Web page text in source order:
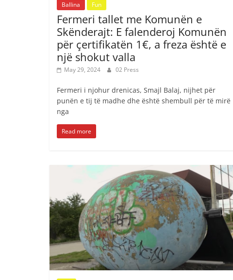
Ballina Fun
Fermeri tallet me Komunën e
Skënderajt: E falenderoj Komunën
për çertifikatën 1€, a freza është e
një shokut valla
May 29, 2024 02 Press
Fermeri i njohur drenicas, Smajl Balaj, nijhet për
punën e tij të madhe dhe është shembull për të mirë
nga
Read more